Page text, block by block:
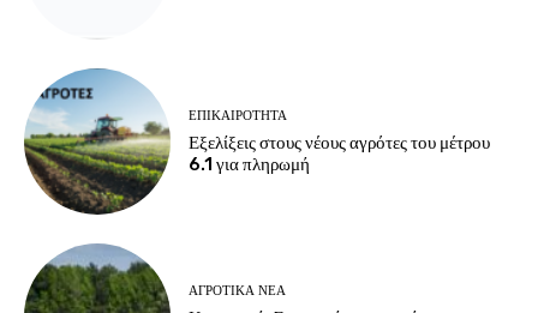
ΕΠΙΚΑΙΡΌΤΗΤΑ
Εξελίξεις στους νέους αγρότες του μέτρου
6.1 για πληρωμή
ΑΓΡΟΤΙΚΆ ΝΈΑ